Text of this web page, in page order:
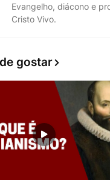
Evangelho, diácono e
Cristo Vivo.
gostar